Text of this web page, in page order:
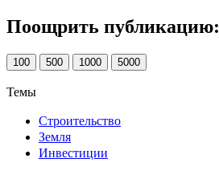
Поощрить публикацию:
100 500 1000 5000
Темы
Строительство
Земля
Инвестиции